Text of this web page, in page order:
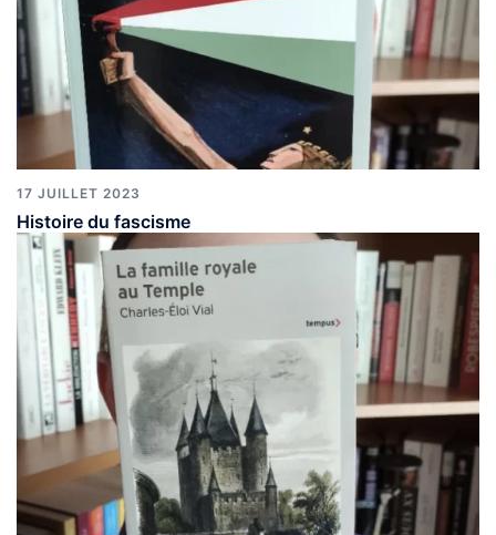
17 JUILLET 2023
Histoire du fascisme